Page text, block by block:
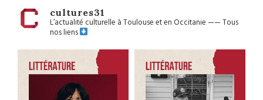
cultures31
L’actualité culturelle à Toulouse et en Occitanie——Tous
nos liens